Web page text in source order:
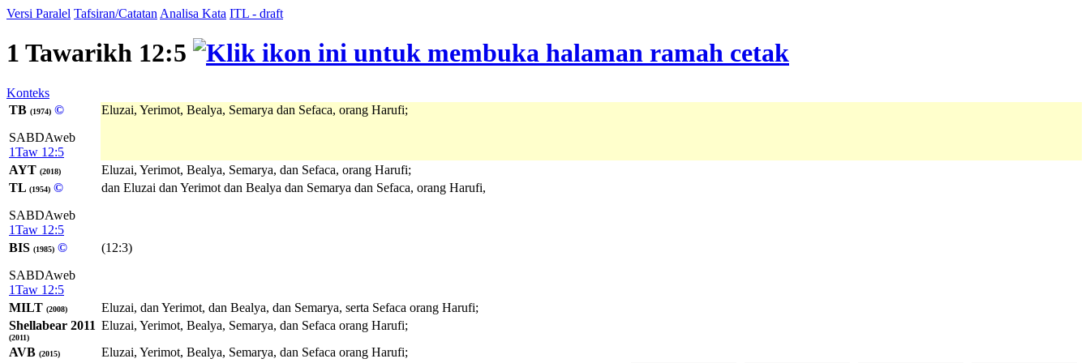
Versi Paralel Tafsiran/Catatan Analisa Kata ITL - draft
1 Tawarikh 12:5
Konteks
TB (1974) ©
SABDAweb
1Taw 12:5
Eluzai, Yerimot, Bealya, Semarya dan Sefaca, orang Harufi;
AYT (2018)
Eluzai, Yerimot, Bealya, Semarya, dan Sefaca, orang Harufi;
TL (1954) ©
SABDAweb
1Taw 12:5
dan Eluzai dan Yerimot dan Bealya dan Semarya dan Sefaca, orang Harufi,
BIS (1985) ©
SABDAweb
1Taw 12:5
(12:3)
MILT (2008)
Eluzai, dan Yerimot, dan Bealya, dan Semarya, serta Sefaca orang Harufi;
Shellabear 2011
(2011)
Eluzai, Yerimot, Bealya, Semarya, dan Sefaca orang Harufi;
AVB (2015) Eluzai, Yerimot, Bealya, Semarya, dan Sefaca orang Harufi;